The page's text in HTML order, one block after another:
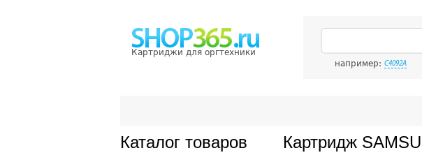
Картриджи для оргтехники
например: C4092A
Каталог товаров Картридж